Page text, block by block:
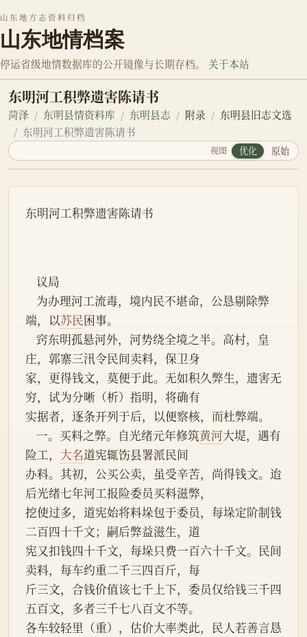
山东地方志资料归档
山东地情档案
停运省级地情数据库的公开镜像与长期存档。 关于本站
东明河工积弊遗害陈请书
菏泽 东明县情资料库 东明县志 附录
东明县旧志文选
东明河工积弊遗害陈请书
视图 优化 原始
东明河工积弊遗害陈请书
    议局
端，以苏民困事。
庄，郭寨三汛令民间卖料，保卫身
家，更得钱文，莫便于此。无如积久弊生，遗害无
穷，试为分晰（析）指明，将确有
实据者，逐条开列于后，以便察核，而杜弊端。
    一。买料之弊。自光绪元年修筑
黄河大堤，遇有
险工， 大名道宪辄饬县署派民间
办料。其初，公买公卖，虽受辛苦，尚得钱文。迨
后光绪七年河工报险委员买料滋弊，
挖使过多，道宪始将料垛包于委员，每垛定阶制钱
二百四十千文；嗣后弊益滋生，道
宪又扣钱四十千文，每垛只费一百六十千文。民间
卖料，每车约重二千三四百斤，每
斤三文，合钱价值该七千上下，委员仅给钱三千四
五百文，多者三千七八百文不等。
各车较轻里（重），估价大率类此，民人若善言恳